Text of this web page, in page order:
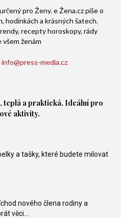
pro Ženy. e Žena.cz píše o
hodinkách a krásných šatech.
recepty horoskopy, rády
všem ženám
info@press-media.cz
teplá a praktická. Ideální pro
aktivity.
a tašky, které budete milovat
nového člena rodiny a
věci...